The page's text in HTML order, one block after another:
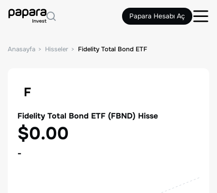
Papara Hesabı Aç
Anasayfa Hisseler Fidelity Total Bond ETF
F
Fidelity Total Bond ETF (FBND) Hisse
$0.00
-